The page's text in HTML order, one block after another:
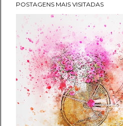
POSTAGENS MAIS VISITADAS